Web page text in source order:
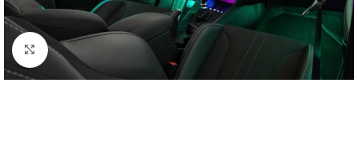
Zoom